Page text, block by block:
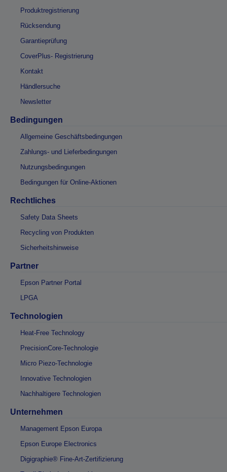
Produktregistrierung
Rücksendung
Garantieprüfung
CoverPlus- Registrierung
Kontakt
Händlersuche
Newsletter
Bedingungen
Allgemeine Geschäftsbedingungen
Zahlungs- und Lieferbedingungen
Nutzungsbedingungen
Bedingungen für Online-Aktionen
Rechtliches
Safety Data Sheets
Recycling von Produkten
Sicherheitshinweise
Partner
Epson Partner Portal
LPGA
Technologien
Heat-Free Technology
PrecisionCore-Technologie
Micro Piezo-Technologie
Innovative Technologien
Nachhaltigere Technologien
Unternehmen
Management Epson Europa
Epson Europe Electronics
Digigraphie® Fine-Art-Zertifizierung